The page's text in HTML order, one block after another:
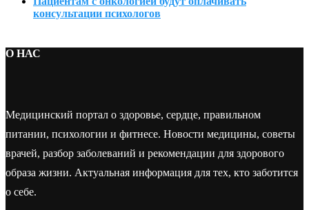
консультации психологов
О НАС
Медицинский портал о здоровье, сердце, правильном
питании, психологии и фитнесе. Новости медицины, советы
врачей, разбор заболеваний и рекомендации для здорового
образа жизни. Актуальная информация для тех, кто заботится
о себе.